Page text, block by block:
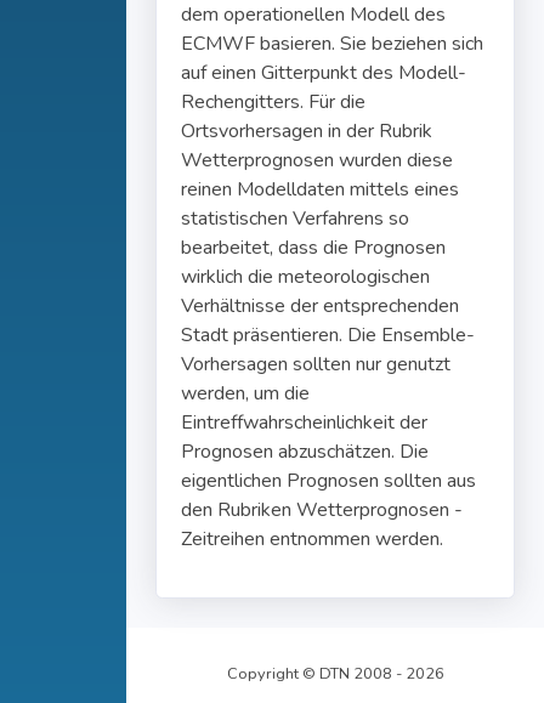
dem operationellen Modell des
ECMWF basieren. Sie beziehen sich
auf einen Gitterpunkt des Modell-
Rechengitters. Für die
Ortsvorhersagen in der Rubrik
Wetterprognosen wurden diese
reinen Modelldaten mittels eines
statistischen Verfahrens so
bearbeitet, dass die Prognosen
wirklich die meteorologischen
Verhältnisse der entsprechenden
Stadt präsentieren. Die Ensemble-
Vorhersagen sollten nur genutzt
werden, um die
Eintreffwahrscheinlichkeit der
Prognosen abzuschätzen. Die
eigentlichen Prognosen sollten aus
den Rubriken Wetterprognosen -
Zeitreihen entnommen werden.
Copyright © DTN 2008 - 2026